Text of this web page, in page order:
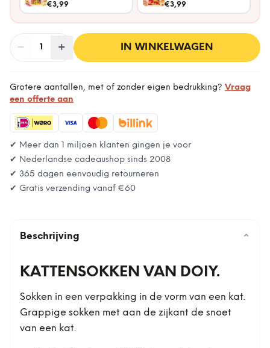
€3,99
gram)
€3,99
− Aantal
1 + IN WINKELWAGEN
Grotere aantallen, met of zonder eigen bedrukking? Vraag
een offerte aan
✔ Meer dan 1 miljoen klanten gingen je voor
✔ Nederlandse cadeaushop sinds 2008
✔ 365 dagen eenvoudig retourneren
✔ Gratis verzending vanaf €60
Beschrijving ⌄
KATTENSOKKEN VAN DOIY.
Sokken in een verpakking in de vorm van een kat.
Grappige sokken met aan de zijkant de snoet
van een kat.